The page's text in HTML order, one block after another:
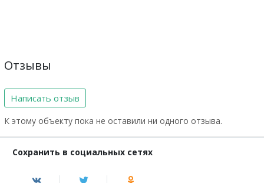
Отзывы
Написать отзыв
К этому объекту пока не оставили ни одного отзыва.
Сохранить в социальных сетях